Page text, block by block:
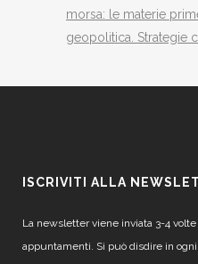
morsa: le materie
geopolitica. Strategie
ISCRIVITI ALLA
La newsletter viene inviata 3-4
appuntamenti. Si può disdire in